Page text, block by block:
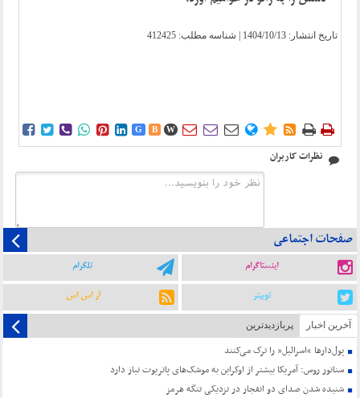
تاریخ انتشار: 1404/10/13 | شناسه مطلب: 412425
      G B W        
نظرات کاربران
صفحات اجتماعی
اینستاگرام تلگرام
توییتر آر اس اس
آخرین اخبار پربازدیدترین
پول‌دارها “اسرائیل” را ترک می‌کنند
سناتور روس: آمریکا بیشتر از اوکراین به موشک‌های پاتریوت نیاز دارد
شنیده شدن صدای دو انفجار در نزدیکی تنگه هرمز